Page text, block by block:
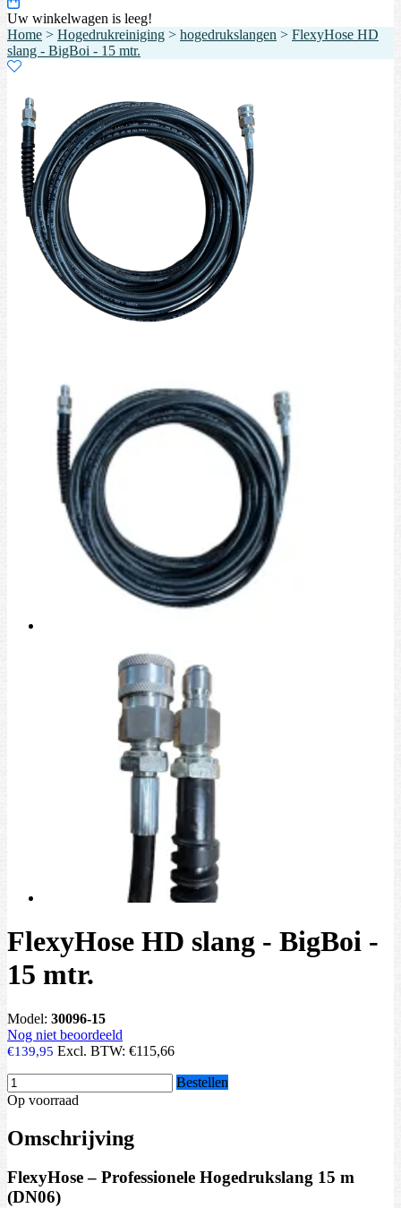
Uw winkelwagen is leeg!
Home > Hogedrukreiniging > hogedrukslangen > FlexyHose HD
slang - BigBoi - 15 mtr.
FlexyHose HD slang - BigBoi -
15 mtr.
Model: 30096-15
Nog niet beoordeeld
€139,95 Excl. BTW: €115,66
Bestellen
Op voorraad
Omschrijving
FlexyHose – Professionele Hogedrukslang 15 m
(DN06)